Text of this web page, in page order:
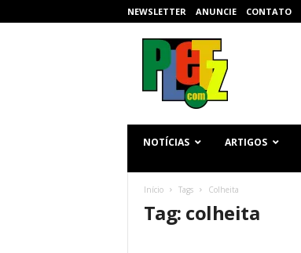
NEWSLETTER ANUNCIE CONTATO
NOTÍCIAS ARTIGOS
Início Tags Colheita
Tag: colheita